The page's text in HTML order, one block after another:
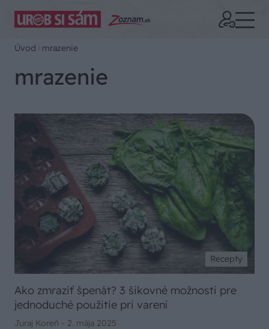
Úvod mrazenie
mrazenie
Recepty
Ako zmraziť špenát? 3 šikovné možnosti pre
jednoduché použitie pri varení
Juraj Koreň - 2. mája 2025